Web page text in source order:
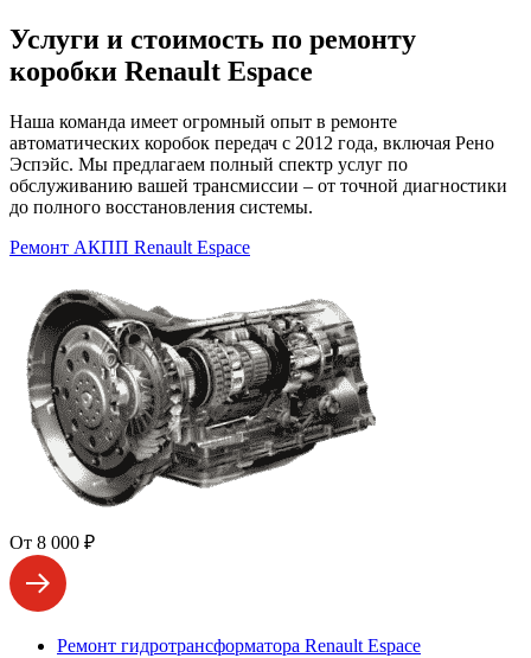
Услуги и стоимость по ремонту
коробки Renault Espace
Наша команда имеет огромный опыт в ремонте
автоматических коробок передач с 2012 года, включая Рено
Эспэйс. Мы предлагаем полный спектр услуг по
обслуживанию вашей трансмиссии – от точной диагностики
до полного восстановления системы.
Ремонт АКПП Renault Espace
От 8 000 ₽
Ремонт гидротрансформатора Renault Espace